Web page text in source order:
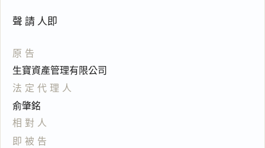
聲 請 人即
原告
生寶資產管理有限公司
法定代理人
俞肇銘
相對人
即被告